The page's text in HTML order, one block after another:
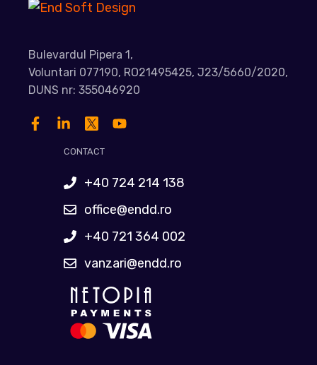
Bulevardul Pipera 1,
Voluntari 077190, RO21495425, J23/5660/2020,
DUNS nr: 355046920
CONTACT
+40 724 214 138
office@endd.ro
+40 721 364 002
vanzari@endd.ro